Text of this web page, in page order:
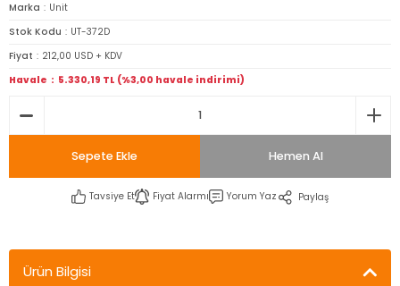
Marka
Unit
Stok Kodu
UT-372D
Fiyat
212,00 USD + KDV
Havale
5.330,19 TL (%3,00 havale indirimi)
Sepete Ekle Hemen Al
Tavsiye Et Fiyat Alarmı Yorum Yaz Paylaş
Ürün Bilgisi